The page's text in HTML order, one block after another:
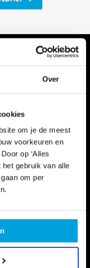
Over
om je de meest
voorkeuren en
op ‘Alles
gebruik van alle
om per
tijd?
Thijs Hazeleger
een vliegende
basisscholen